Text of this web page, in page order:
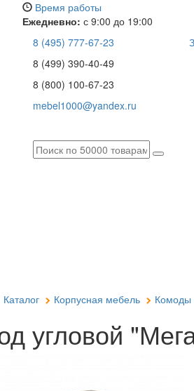
Время работы
Ежедневно: с 9:00 до 19:00
8 (495) 777-67-23
8 (499) 390-40-49
8 (800) 100-67-23
mebel1000@yandex.ru
Каталог Корпусная мебель Комоды
угловой